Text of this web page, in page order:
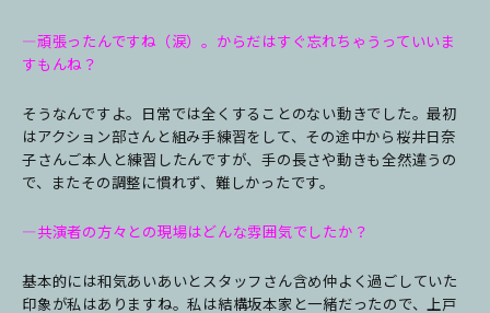
―頑張ったんですね（涙）。からだはすぐ忘れちゃうっていいま
すもんね？
そうなんですよ。日常では全くすることのない動きでした。最初
はアクション部さんと組み手練習をして、その途中から桜井日奈
子さんご本人と練習したんですが、手の長さや動きも全然違うの
で、またその調整に慣れず、難しかったです。
―共演者の方々との現場はどんな雰囲気でしたか？
基本的には和気あいあいとスタッフさん含め仲よく過ごしていた
印象が私はありますね。私は結構坂本家と一緒だったので、上戸